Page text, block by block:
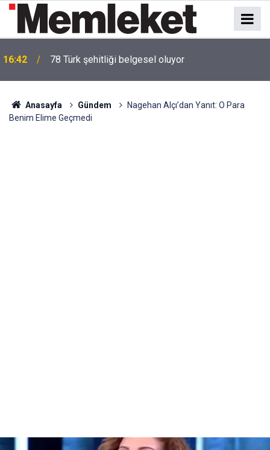
16:42 78 Türk şehitliği belgesel oluyor
Anasayfa Gündem
Nagehan Alçı’dan Yanıt: O Para
Benim Elime Geçmedi